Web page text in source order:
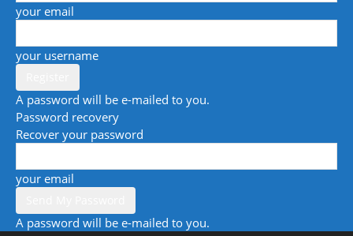
your email
your username
A password will be e-mailed to you.
Password recovery
Recover your password
your email
A password will be e-mailed to you.